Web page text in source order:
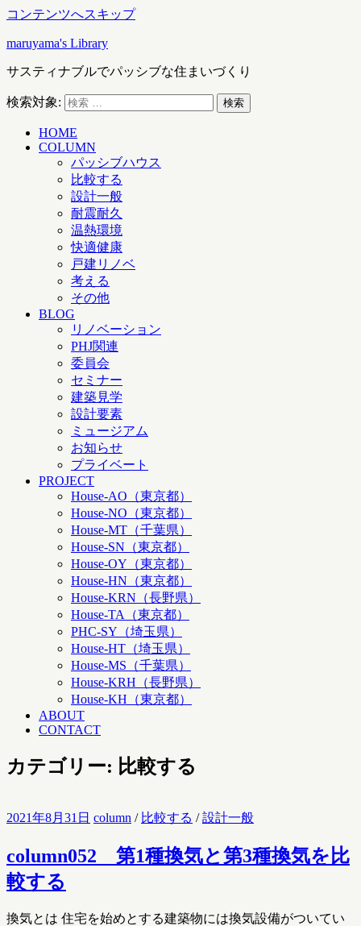
コンテンツへスキップ
maruyama's Library
サスティナブルでパッシブな住まいづくり
検索対象: 検索
HOME
COLUMN
パッシブハウス
比較する
設計一般
耐震耐久
温熱環境
快適健康
戸建リノベ
考える
その他
BLOG
リノベーション
PHJ関連
委員会
セミナー
建築見学
設計要素
ミュージアム
お知らせ
プライベート
PROJECT
House-AO（東京都）
House-NO（東京都）
House-MT（千葉県）
House-SN（東京都）
House-OY（東京都）
House-HN（東京都）
House-KRN（長野県）
House-TA（東京都）
PHC-SY（埼玉県）
House-HT（埼玉県）
House-MS（千葉県）
House-KRH（長野県）
House-KH（東京都）
ABOUT
CONTACT
カテゴリー: 比較する
2021年8月31日 column / 比較する /設計一般
column052 第1種換気と第3種換気を比
較する
換気とは 住宅を始めとする建築物には換気設備がついてい